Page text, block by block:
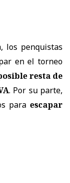
los penquistas
en el torneo
resta de
. Por su parte,
para escapar